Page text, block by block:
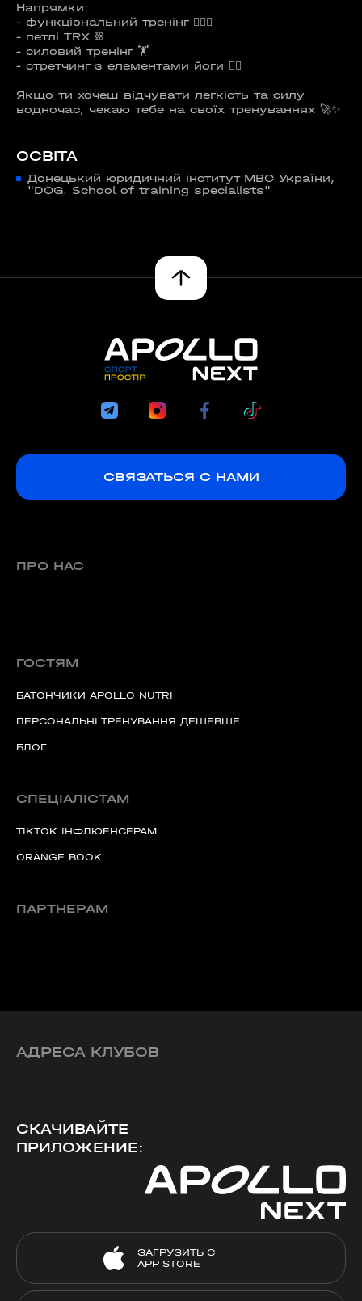
Напрямки:
- функціональний тренінг 🤸🏼‍♀️
- петлі TRX ⛓️
- силовий тренінг 🏋️
- стретчинг з елементами йоги 🧘‍♀️
Якщо ти хочеш відчувати легкість та силу
водночас, чекаю тебе на своїх тренуваннях 🚀✨
ОСВІТА
Донецький юридичний інститут МВС України,
"DOG. School of training specialists"
СВЯЗАТЬСЯ С НАМИ
ПРО НАС
ГОСТЯМ
БАТОНЧИКИ APOLLO NUTRI
ПЕРСОНАЛЬНІ ТРЕНУВАННЯ ДЕШЕВШЕ
БЛОГ
СПЕЦІАЛІСТАМ
TIKTOK ІНФЛЮЕНСЕРАМ
ORANGE BOOK
ПАРТНЕРАМ
АДРЕСА КЛУБОВ
СКАЧИВАЙТЕ
ПРИЛОЖЕНИЕ:
ЗАГРУЗИТЬ С
APP STORE